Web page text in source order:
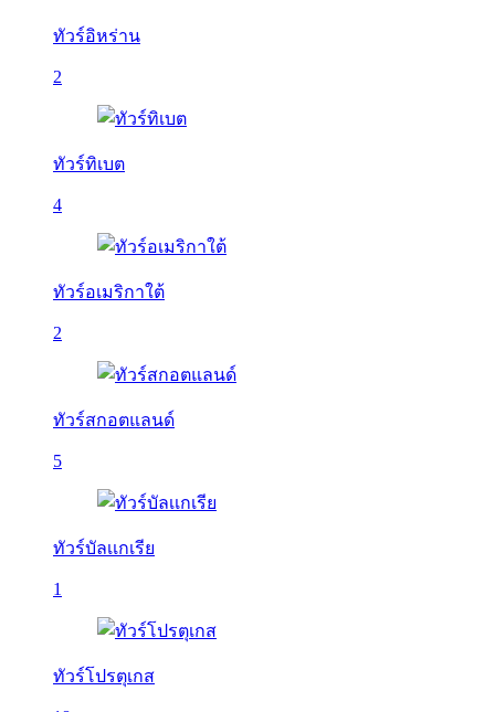
ทัวร์อิหร่าน
2
ทัวร์ทิเบต
4
ทัวร์อเมริกาใต้
2
ทัวร์สกอตแลนด์
5
ทัวร์บัลเเกเรีย
1
ทัวร์โปรตุเกส